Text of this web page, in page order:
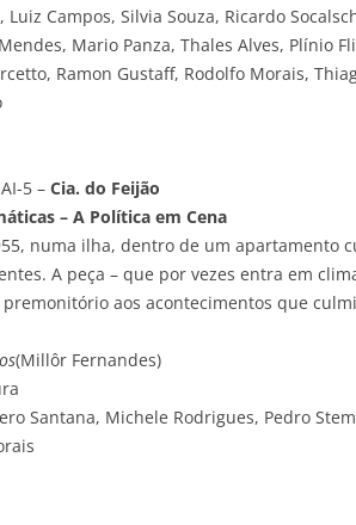
Luiz Campos, Silvia Souza, Ricardo
Mario Panza, Thales Alves, Plínio
Ramon Gustaff, Rodolfo Morais,
5 – Cia. do Feijão
– A Política em Cena
numa ilha, dentro de um apartamento
A peça – que por vezes entra em
aos acontecimentos que
(Millôr Fernandes)
Santana, Michele Rodrigues, Pedro